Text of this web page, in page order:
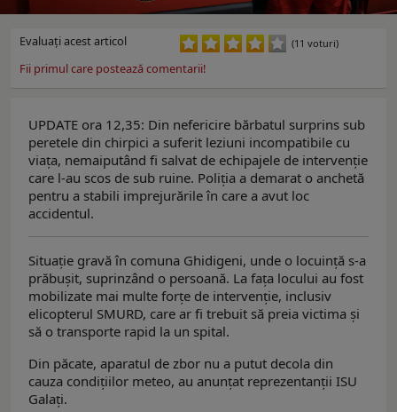
Evaluaţi acest articol (11 voturi)
Fii primul care postează comentarii!
UPDATE ora 12,35: Din nefericire bărbatul surprins sub
peretele din chirpici a suferit leziuni incompatibile cu
viața, nemaiputând fi salvat de echipajele de intervenție
care l-au scos de sub ruine. Poliția a demarat o anchetă
pentru a stabili imprejurările în care a avut loc
accidentul.
Situație gravă în comuna Ghidigeni, unde o locuință s-a
prăbușit, suprinzând o persoană. La fața locului au fost
mobilizate mai multe forțe de intervenție, inclusiv
elicopterul SMURD, care ar fi trebuit să preia victima și
să o transporte rapid la un spital.
Din păcate, aparatul de zbor nu a putut decola din
cauza condițiilor meteo, au anunțat reprezentanții ISU
Galați.